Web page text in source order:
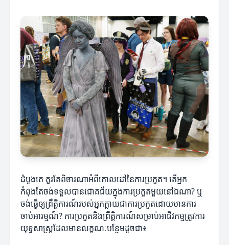
ដំបូងគេ គួរតែពិចារណាអំពីគោលដៅនៃការប្រកួត។ តើអ្នក
កំពុងតែចង់ទទួលបានជោគជ័យក្នុងការប្រកួតមួយនៅឯណា? ឬ
ចង់ធ្វើឲ្យព្រឹត្តិការណ៍របស់អ្នកក្លាយជាការប្រកួតដោយមានការ
ចាប់អារម្មណ៍? ការប្រកួតនិងព្រឹត្តិការណ៍សម្រាប់អាជីវកម្មត្រូវការ
យុទ្ធសាស្ត្រដែលមានលក្ខណៈបន្ថែមដូចជា៖